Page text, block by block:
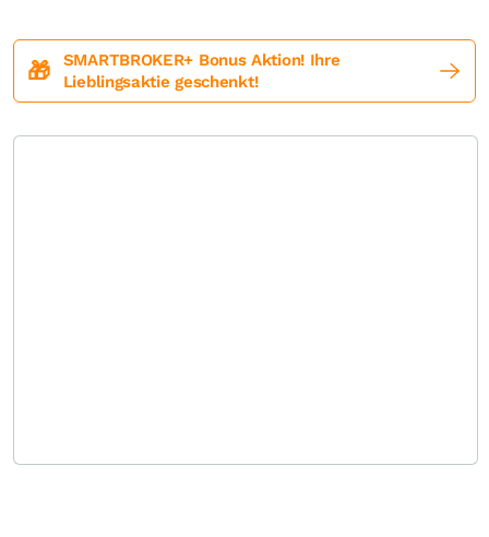
🎁
SMARTBROKER+ Bonus Aktion! Ihre
Lieblingsaktie geschenkt!